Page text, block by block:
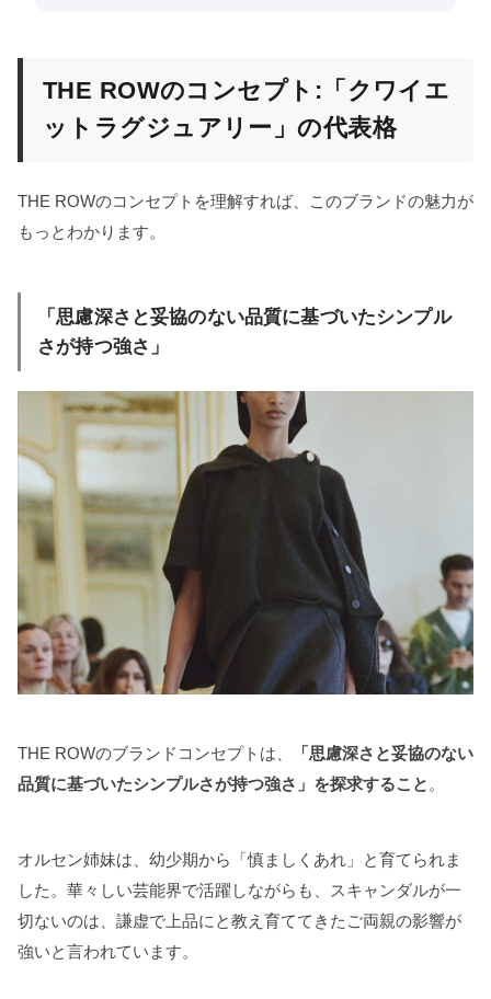
THE ROWのコンセプト:「クワイエ
ットラグジュアリー」の代表格
THE ROWのコンセプトを理解すれば、このブランドの魅力が
もっとわかります。
「思慮深さと妥協のない品質に基づいたシンプル
さが持つ強さ」
THE ROWのブランドコンセプトは、
「思慮深さと妥協のない
品質に基づいたシンプルさが持つ強さ」を探求すること 。
オルセン姉妹は、幼少期から「慎ましくあれ」と育てられま
した。華々しい芸能界で活躍しながらも、スキャンダルが一
切ないのは、謙虚で上品にと教え育ててきたご両親の影響が
強いと言われています。